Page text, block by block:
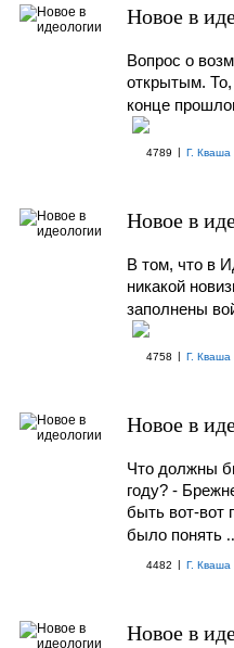
Новое в
Вопрос о
открытым.
конце
4789 | Г. Кваша
Новое в
В том, что в
никакой
заполнены
4758 | Г. Кваша
Новое в
Что должны
году? -
быть вот-вот
было понять
4482 | Г. Кваша
Новое в